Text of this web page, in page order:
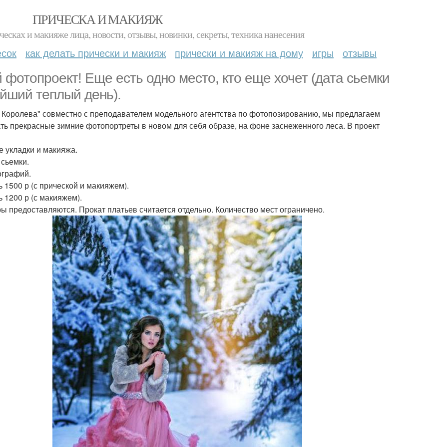
ПРИЧЕСКА И МАКИЯЖ
и макияже лица, новости, отзывы, новинки, секреты, техника нанесения
как делать прически и макияж прически и макияж на дому игры отзывы
Еще есть одно место, кто еще хочет (дата сьемки
теплый день).
совместно с преподавателем модельного агентства по фотопозированию, мы предлагаем
прекрасные зимние фотопортреты в новом для себя образе, на фоне заснеженного леса. В проект
укладки и макияжа.
1500 р (с прической и макияжем).
1200 р (с макияжем).
предоставляются. Прокат платьев считается отдельно. Количество мест ограничено.